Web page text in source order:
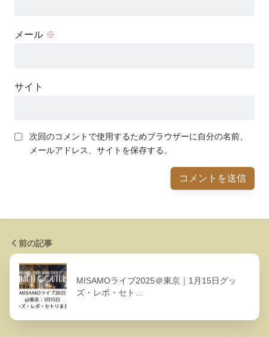
メール ※
サイト
次回のコメントで使用するためブラウザーに自分の名前、
メールアドレス、サイトを保存する。
前の記事
MISAMOライブ2025＠東京｜1月15日グッ
ズ・レポ・セト…